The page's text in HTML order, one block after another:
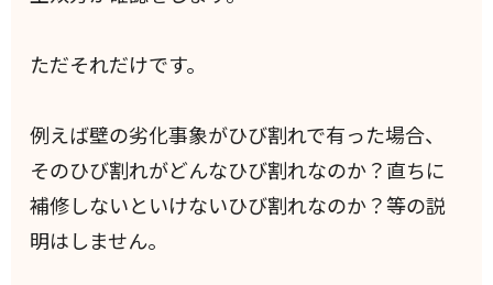
ただそれだけです。
例えば壁の劣化事象がひび割れで有った場合、
そのひび割れがどんなひび割れなのか？直ちに
補修しないといけないひび割れなのか？等の説
明はしません。